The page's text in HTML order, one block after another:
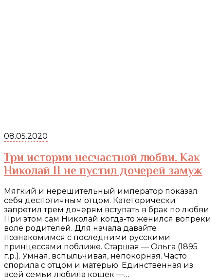
08.05.2020
Три истории несчастной любви. Как
Николай II не пустил дочерей замуж
Мягкий и нерешительный император показал
себя деспотичным отцом. Категорически
запретил трем дочерям вступать в брак по любви.
При этом сам Николай когда-то женился вопреки
воле родителей. Для начала давайте
познакомимся с последними русскими
принцессами поближе. Старшая — Ольга (1895
г.р.). Умная, вспыльчивая, непокорная. Часто
спорила с отцом и матерью. Единственная из
всей семьи любила кошек —…